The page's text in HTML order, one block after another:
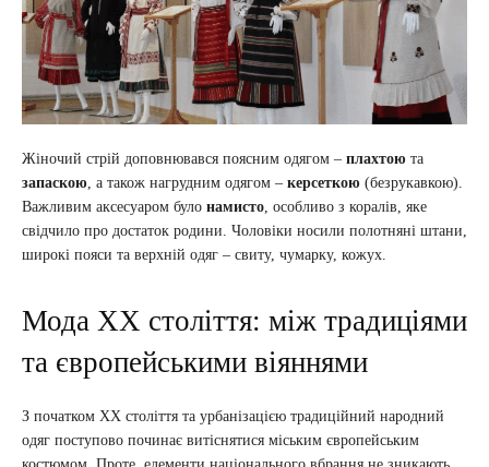
Жіночий стрій доповнювався поясним одягом – плахтою та
запаскою, а також нагрудним одягом – керсеткою (безрукавкою).
Важливим аксесуаром було намисто, особливо з коралів, яке
свідчило про достаток родини. Чоловіки носили полотняні штани,
широкі пояси та верхній одяг – свиту, чумарку, кожух.
Мода XX століття: між традиціями
та європейськими віяннями
З початком XX століття та урбанізацією традиційний народний
одяг поступово починає витіснятися міським європейським